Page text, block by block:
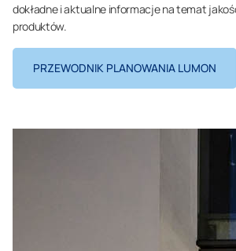
dokładne i aktualne informacje na temat
produktów.
PRZEWODNIK PLANOWANIA LUMON